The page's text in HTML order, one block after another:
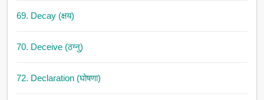
69. Decay (क्षय)
70. Deceive (ठग्नु)
72. Declaration (घोषणा)